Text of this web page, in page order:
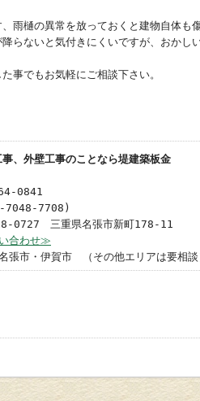
雨樋の異常を放っておくと建物自体も
らないと気付きにくいですが、おかし
事でもお気軽にご相談下さい。
、外壁工事のことなら堤建築板金
0841
7048-7708)
0727 三重県名張市新町178-11
合わせ≫
張市・伊賀市 （その他エリアは要相談